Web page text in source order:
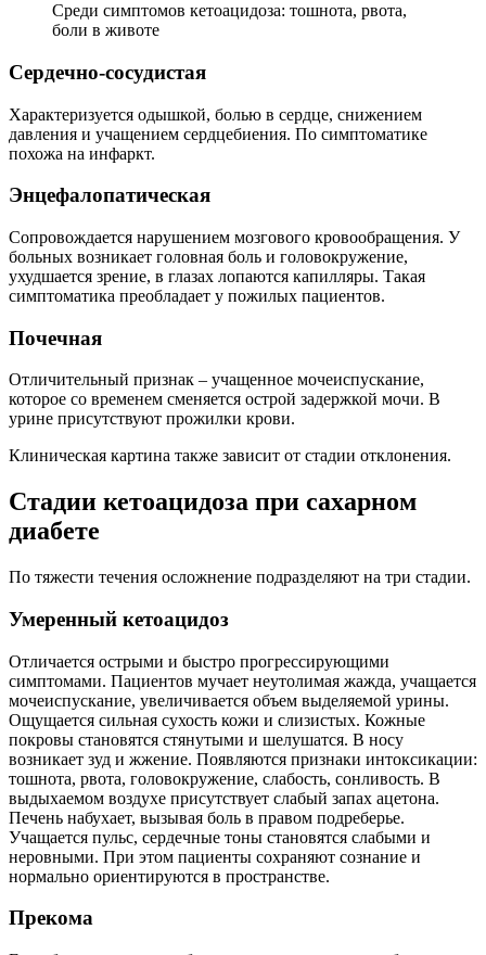
Среди симптомов кетоацидоза: тошнота, рвота,
боли в животе
Сердечно-сосудистая
Характеризуется одышкой, болью в сердце, снижением
давления и учащением сердцебиения. По симптоматике
похожа на инфаркт.
Энцефалопатическая
Сопровождается нарушением мозгового кровообращения. У
больных возникает головная боль и головокружение,
ухудшается зрение, в глазах лопаются капилляры. Такая
симптоматика преобладает у пожилых пациентов.
Почечная
Отличительный признак – учащенное мочеиспускание,
которое со временем сменяется острой задержкой мочи. В
урине присутствуют прожилки крови.
Клиническая картина также зависит от стадии отклонения.
Стадии кетоацидоза при сахарном
диабете
По тяжести течения осложнение подразделяют на три стадии.
Умеренный кетоацидоз
Отличается острыми и быстро прогрессирующими
симптомами. Пациентов мучает неутолимая жажда, учащается
мочеиспускание, увеличивается объем выделяемой урины.
Ощущается сильная сухость кожи и слизистых. Кожные
покровы становятся стянутыми и шелушатся. В носу
возникает зуд и жжение. Появляются признаки интоксикации:
тошнота, рвота, головокружение, слабость, сонливость. В
выдыхаемом воздухе присутствует слабый запах ацетона.
Печень набухает, вызывая боль в правом подреберье.
Учащается пульс, сердечные тоны становятся слабыми и
неровными. При этом пациенты сохраняют сознание и
нормально ориентируются в пространстве.
Прекома